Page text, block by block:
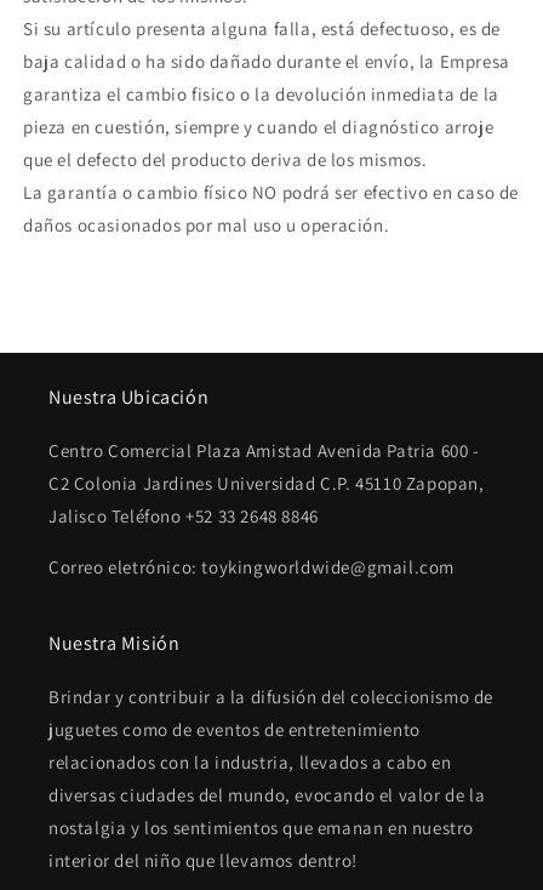
Si su artículo presenta alguna falla, está defectuoso, es de
baja calidad o ha sido dañado durante el envío, la Empresa
garantiza el cambio fisico o la devolución inmediata de la
pieza en cuestión, siempre y cuando el diagnóstico arroje
que el defecto del producto deriva de los mismos.
La garantía o cambio físico NO podrá ser efectivo en caso de
daños ocasionados por mal uso u operación.
Nuestra Ubicación
Centro Comercial Plaza Amistad Avenida Patria 600 -
C2 Colonia Jardines Universidad C.P. 45110 Zapopan,
Jalisco Teléfono +52 33 2648 8846
Correo eletrónico: toykingworldwide@gmail.com
Nuestra Misión
Brindar y contribuir a la difusión del coleccionismo de
juguetes como de eventos de entretenimiento
relacionados con la industria, llevados a cabo en
diversas ciudades del mundo, evocando el valor de la
nostalgia y los sentimientos que emanan en nuestro
interior del niño que llevamos dentro!